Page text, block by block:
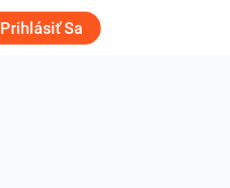
Prihlásiť Sa